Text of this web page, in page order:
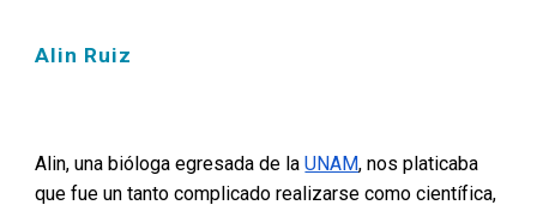
Alin Ruiz
Alin, una bióloga egresada de la UNAM, nos platicaba
que fue un tanto complicado realizarse como científica,